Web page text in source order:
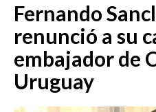
Fernando
renunció a su
embajador de
Uruguay